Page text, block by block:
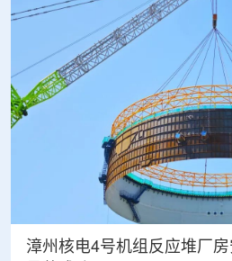
漳州核电4号机组反应堆厂